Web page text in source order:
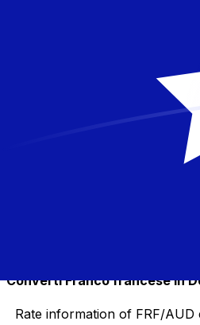
Rate information of AUD/FRF
20,0514
40,1028
100,257
401,028
Converti Franco francese in
Rate information of FRF/